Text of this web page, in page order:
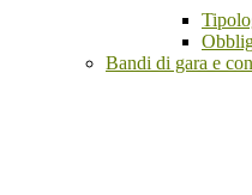
Bandi di gara e